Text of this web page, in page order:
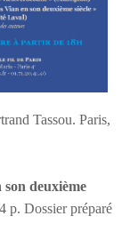
Tassou. Paris,
deuxième
p. Dossier préparé